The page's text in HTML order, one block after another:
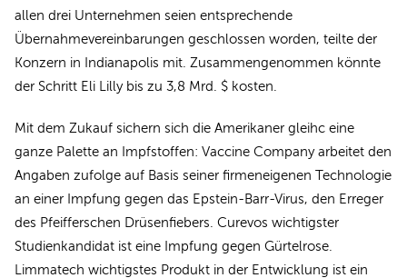
allen drei Unternehmen seien entsprechende
Übernahmevereinbarungen geschlossen worden, teilte der
Konzern in Indianapolis mit. Zusammengenommen könnte
der Schritt Eli Lilly bis zu 3,8 Mrd. $ kosten.
Mit dem Zukauf sichern sich die Amerikaner gleihc eine
ganze Palette an Impfstoffen: Vaccine Company arbeitet den
Angaben zufolge auf Basis seiner firmeneigenen Technologie
an einer Impfung gegen das Epstein-Barr-Virus, den Erreger
des Pfeifferschen Drüsenfiebers. Curevos wichtigster
Studienkandidat ist eine Impfung gegen Gürtelrose.
Limmatech wichtigstes Produkt in der Entwicklung ist ein